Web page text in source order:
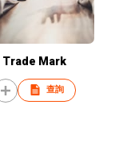
Trade Mark
查詢